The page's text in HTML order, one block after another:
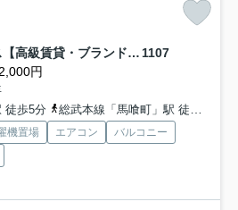
東神田テラスレジデンス【高級賃貸・ブランドマンション】 1107
円
徒歩5分
総武本線「馬喰町」駅 徒歩5分
機置場 エアコン
バルコニー